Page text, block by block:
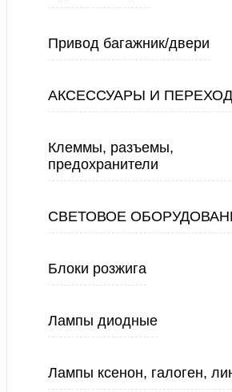
Привод багажник/двери
АКСЕССУАРЫ И
Клеммы, разъемы,
предохранители
СВЕТОВОЕ
Блоки розжига
Лампы диодные
Лампы ксенон, галоген,